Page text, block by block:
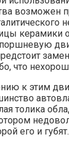
возможен
что
к этим
толика
его и губят.